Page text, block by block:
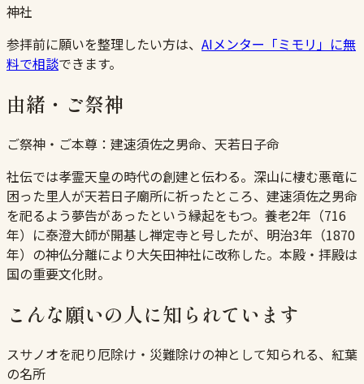
神社
参拝前に願いを整理したい方は、 AIメンター「ミモリ」に無
料で相談できます。
由緒・ご祭神
ご祭神・ご本尊： 建速須佐之男命、天若日子命
社伝では孝霊天皇の時代の創建と伝わる。深山に棲む悪竜に
困った里人が天若日子廟所に祈ったところ、建速須佐之男命
を祀るよう夢告があったという縁起をもつ。養老2年（716
年）に泰澄大師が開基し禅定寺と号したが、明治3年（1870
年）の神仏分離により大矢田神社に改称した。本殿・拝殿は
国の重要文化財。
こんな願いの人に知られています
スサノオを祀り厄除け・災難除けの神として知られる、紅葉
の名所